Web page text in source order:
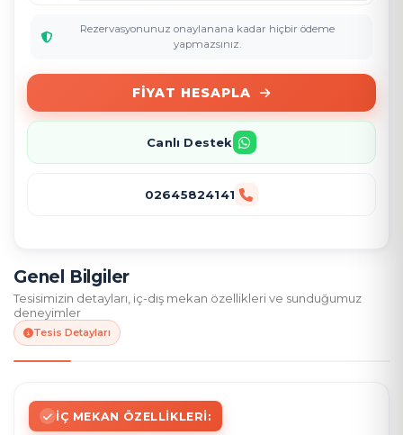
Genel Bilgiler
Tesisimizin detayları, iç-dış mekan özellikleri ve sunduğumuz
deneyimler
Tesis Detayları
İÇ MEKAN ÖZELLIKLERI:
Rezervasyonunuz onaylanana kadar hiçbir ödeme
yapmazsınız.
FIYAT HESAPLA
Canlı Destek
02645824141